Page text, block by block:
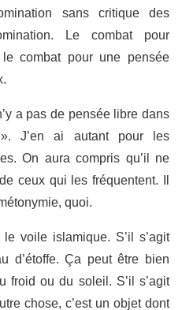
sans critique des
Le combat pour
le combat pour une pensée
a pas de pensée libre dans
J’en ai autant pour les
On aura compris qu’il ne
ceux qui les fréquentent. Il
quoi.
voile islamique. S’il s’agit
d’étoffe. Ça peut être bien
froid ou du soleil. S’il s’agit
chose, c’est un objet dont